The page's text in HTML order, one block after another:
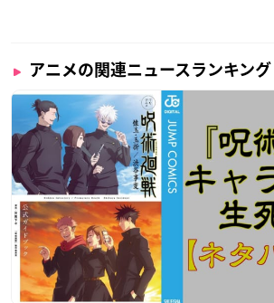
アニメの関連ニュースランキング